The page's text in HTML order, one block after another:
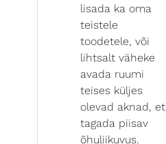
lisada ka oma
teistele
toodetele, või
lihtsalt väheke
avada ruumi
teises küljes
olevad aknad, et
tagada piisav
õhuliikuvus.